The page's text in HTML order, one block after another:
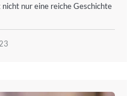
nur eine reiche Geschichte